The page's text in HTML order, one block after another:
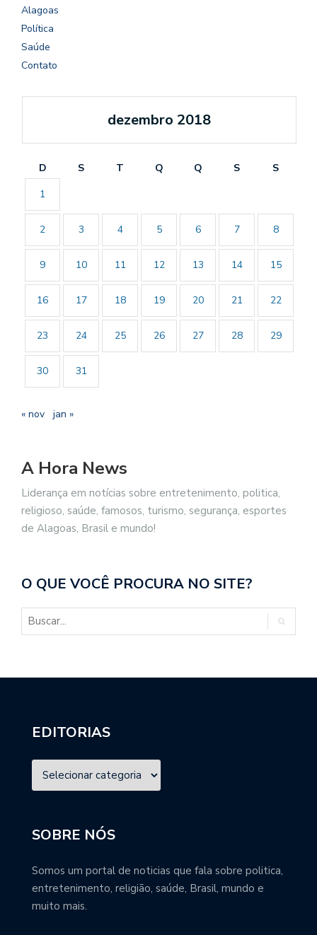
Alagoas
Política
Saúde
Contato
dezembro 2018
D S T Q Q S
S
1
2 3 4 5 6 7 8
9 10 11 12 13 14 15
16 17 18 19 20 21 22
23 24 25 26 27 28 29
30 31
« nov jan »
A Hora News
Liderança em notícias sobre entretenimento, politica,
religioso, saúde, famosos, turismo, segurança, esportes
de Alagoas, Brasil e mundo!
O QUE VOCÊ PROCURA NO SITE?
EDITORIAS
SOBRE NÓS
Somos um portal de noticias que fala sobre politica,
entretenimento, religião, saúde, Brasil, mundo e
muito mais.